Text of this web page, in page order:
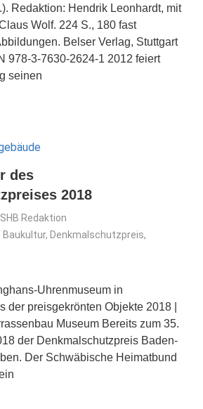
Redaktion: Hendrik Leonhardt, mit
Wolf. 224 S., 180 fast
Belser Verlag, Stuttgart
978-3-7630-2624-1 2012 feiert
seinen
des
2018
SHB Redaktion
Baukultur, Denkmalschutzpreis,
Uhrenmuseum in
der preisgekrönten Objekte 2018 |
Museum Bereits zum 35.
der Denkmalschutzpreis Baden-
Der Schwäbische Heimatbund